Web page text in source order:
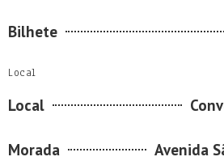
Bilhete
Local
Local
Morada Avenida